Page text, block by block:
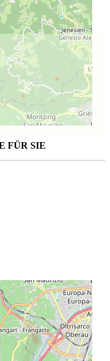
FÜR SIE